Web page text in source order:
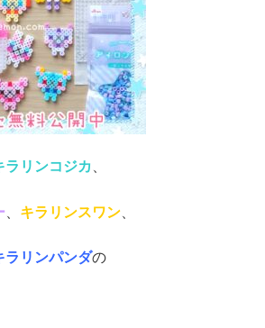
ラリンコジカ
キラリンスワン
ラリンパンダの